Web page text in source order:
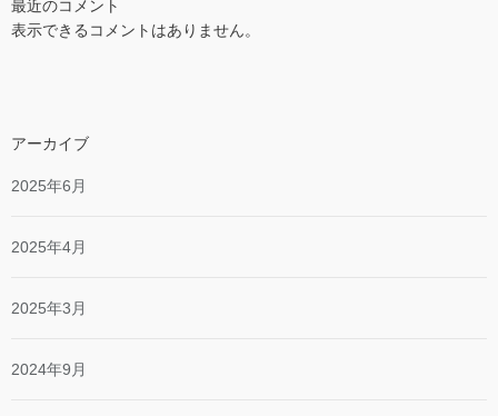
最近のコメント
表示できるコメントはありません。
アーカイブ
2025年6月
2025年4月
2025年3月
2024年9月